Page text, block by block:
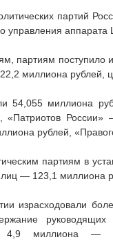
партий
управления
партиям
миллиона рублей,
54,055 миллиона
рублей,
партиям в
— 123,1 миллиона
израсходовали
4,9 миллиона